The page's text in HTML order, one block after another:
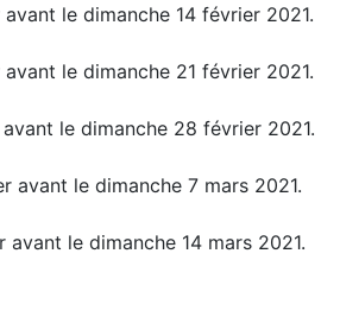
le dimanche 14 février 2021.
le dimanche 21 février 2021.
le dimanche 28 février 2021.
avant le dimanche 7 mars 2021.
avant le dimanche 14 mars 2021.